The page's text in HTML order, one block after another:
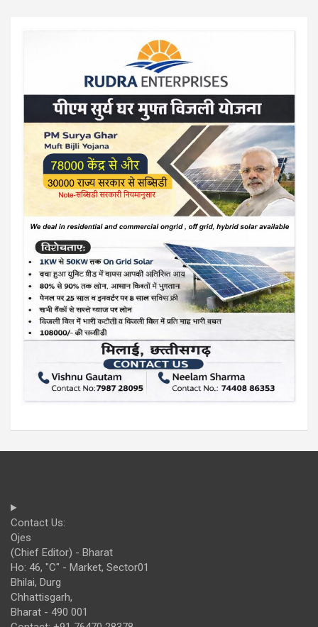
Contact Us:
Ojes
(Chief Editor) - Bharat
Ho: 46, "C" - Market, Sector01
Bhilai, Durg
Chhattisgarh,
Bharat - 490 001